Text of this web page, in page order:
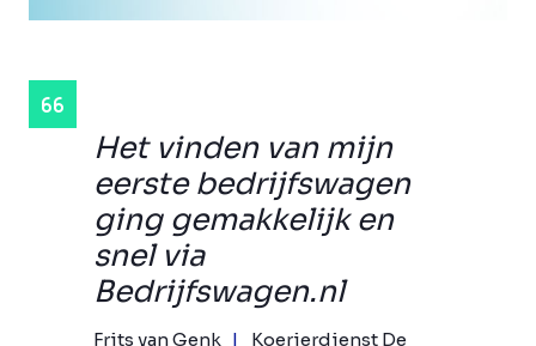
Het vinden van mijn
eerste bedrijfswagen
ging gemakkelijk en
snel via
Bedrijfswagen.nl
Frits van Genk
Koerierdienst De